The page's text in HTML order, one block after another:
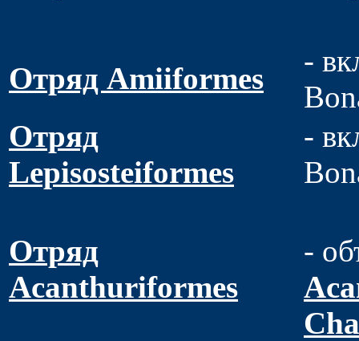
Отряд Amiiformes
-
Отряд
Lepisosteiformes
-
Отряд
Acanthuriformes
-